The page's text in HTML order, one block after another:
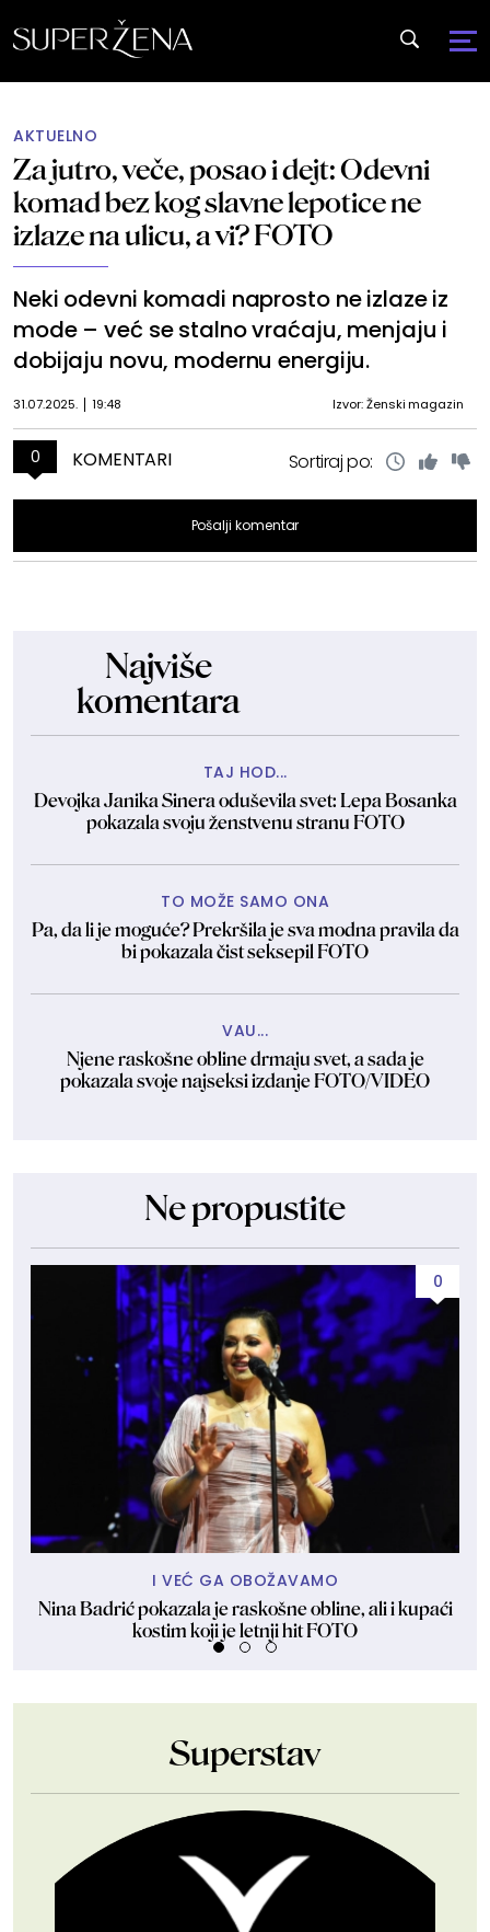
AKTUELNO
Za jutro, veče, posao i dejt: Odevni
komad bez kog slavne lepotice ne
izlaze na ulicu, a vi? FOTO
Neki odevni komadi naprosto ne izlaze iz
mode – već se stalno vraćaju, menjaju i
dobijaju novu, modernu energiju.
31.07.2025. 19:48 Izvor: Ženski magazin
0 KOMENTARI Sortiraj po:
Pošalji komentar
Najviše
komentara
TAJ HOD...
Devojka Janika Sinera oduševila svet: Lepa Bosanka
pokazala svoju ženstvenu stranu FOTO
TO MOŽE SAMO ONA
Pa, da li je moguće? Prekršila je sva modna pravila da
bi pokazala čist seksepil FOTO
VAU...
Njene raskošne obline drmaju svet, a sada je
pokazala svoje najseksi izdanje FOTO/VIDEO
Ne propustite
0
I VEĆ GA OBOŽAVAMO
Nina Badrić pokazala je raskošne obline, ali i kupaći
kostim koji je letnji hit FOTO
Superstav